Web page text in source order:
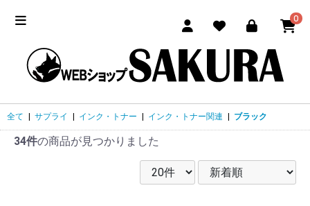
0
全て サプライ インク・トナー インク・トナー関連 ブラック
34件の商品が見つかりました